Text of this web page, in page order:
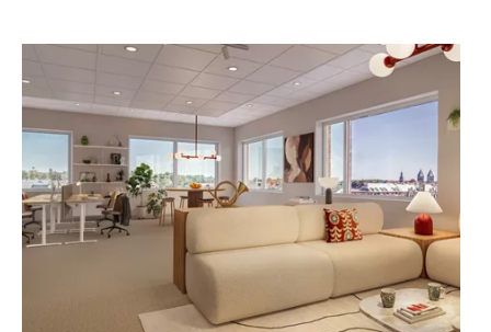
Hitta den sanna arbetsglädjen i